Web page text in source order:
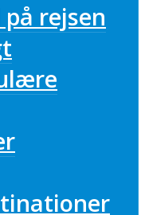
rejsen